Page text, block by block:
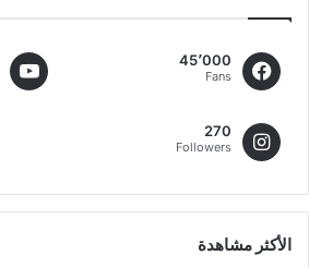
45٬000
Fans
270
Followers
الأكثر مشاهدة